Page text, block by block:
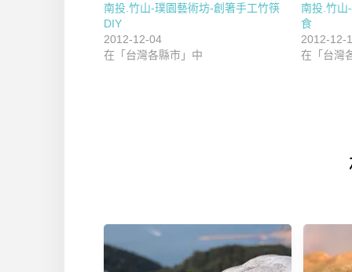
南投.竹山-璞園藝術坊-創箸手工竹筷
DIY
2012-12-04
在「台灣各縣市」中
南投.竹山
食
2012-12-
在「台灣